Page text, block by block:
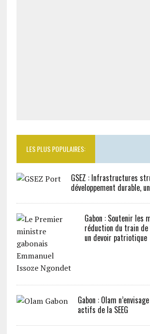
LES PLUS POPULAIRES:
GSEZ : Infrastructures
développement durable,
Gabon : Soutenir les
réduction du train de
un devoir patriotique
Gabon : Olam
actifs de la SEEG